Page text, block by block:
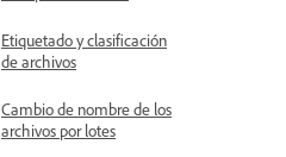
Etiquetado y clasificación
de archivos
Cambio de nombre de los
archivos por lotes